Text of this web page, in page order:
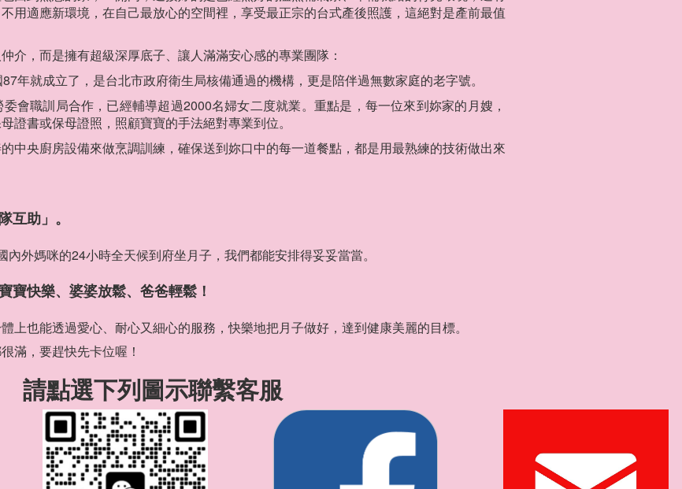
用適應新環境，在自己最放心的空間裡，享受最正宗的台式產後照護，這絕對是產前最值
介，而是擁有超級深厚底子、讓人滿滿安心感的專業團隊：
年就成立了，是台北市政府衛生局核備通過的機構，更是陪伴過無數家庭的老字號。
會職訓局合作，已經輔導超過2000名婦女二度就業。重點是，每一位來到妳家的月嫂，
證書或保母證照，照顧寶寶的手法絕對專業到位。
中央廚房設備來做烹調訓練，確保送到妳口中的每一道餐點，都是用最熟練的技術做出來
互助」。
外媽咪的24小時全天候到府坐月子，我們都能安排得妥妥當當。
寶快樂、婆婆放鬆、爸爸輕鬆！
上也能透過愛心、耐心又細心的服務，快樂地把月子做好，達到健康美麗的目標。
滿，要趕快先卡位喔！
請點選下列圖示聯繫客服